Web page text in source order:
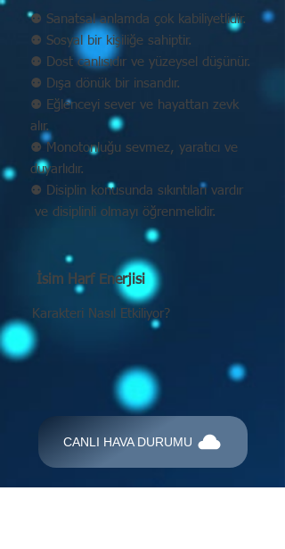
⚉ Sanatsal anlamda çok kabiliyetlidir.
⚉ Sosyal bir kişiliğe sahiptir.
⚉ Dost canlısıdır ve yüzeysel düşünür.
⚉ Dışa dönük bir insandır.
⚉ Eğlenceyi sever ve hayattan zevk
alır.
⚉ Monotonluğu sevmez, yaratıcı ve
duyarlıdır.
⚉ Disiplin konusunda sıkıntıları vardır
ve disiplinli olmayı öğrenmelidir.
İsim Harf Enerjisi
Karakteri Nasıl Etkiliyor?
CANLI HAVA DURUMU